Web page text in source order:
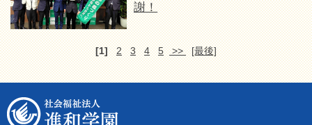
謝！
[1] 2 3 4 5 >> [最後]